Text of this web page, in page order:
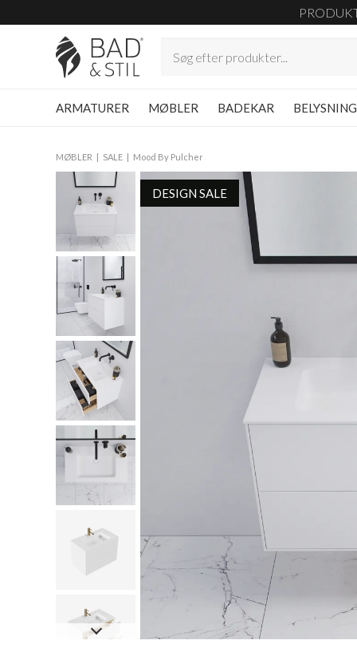
ARMATURER MØBLER BADEKAR BELYSNING
MØBLER SALE Mood By Pulcher
DESIGN SALE